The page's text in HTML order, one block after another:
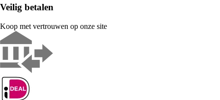
Veilig betalen
Koop met vertrouwen op onze site